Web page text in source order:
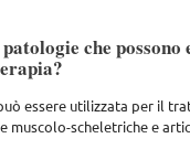
che
essere utilizzata per il
muscolo-scheletriche e